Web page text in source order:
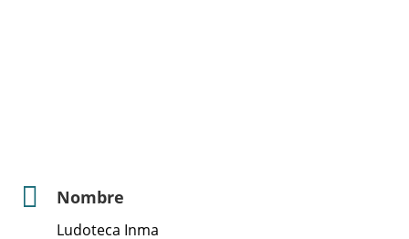
Nombre
Ludoteca Inma